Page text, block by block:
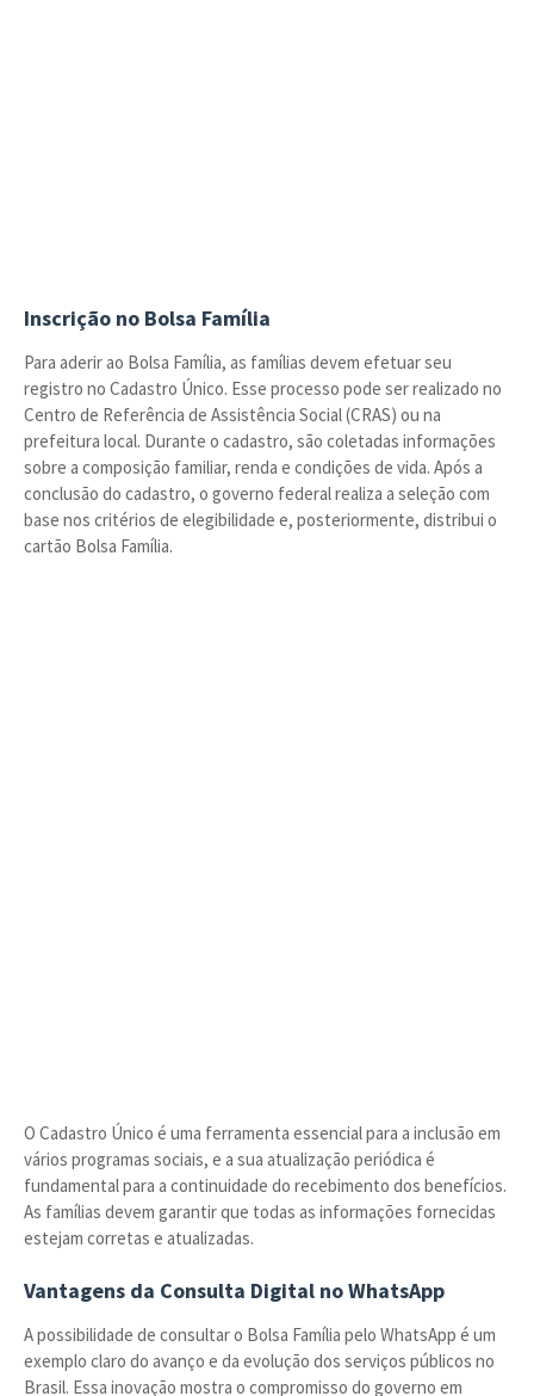
Inscrição no Bolsa Família
Para aderir ao Bolsa Família, as famílias devem efetuar seu
registro no Cadastro Único. Esse processo pode ser realizado no
Centro de Referência de Assistência Social (CRAS) ou na
prefeitura local. Durante o cadastro, são coletadas informações
sobre a composição familiar, renda e condições de vida. Após a
conclusão do cadastro, o governo federal realiza a seleção com
base nos critérios de elegibilidade e, posteriormente, distribui o
cartão Bolsa Família.
O Cadastro Único é uma ferramenta essencial para a inclusão em
vários programas sociais, e a sua atualização periódica é
fundamental para a continuidade do recebimento dos benefícios.
As famílias devem garantir que todas as informações fornecidas
estejam corretas e atualizadas.
Vantagens da Consulta Digital no WhatsApp
A possibilidade de consultar o Bolsa Família pelo WhatsApp é um
exemplo claro do avanço e da evolução dos serviços públicos no
Brasil. Essa inovação mostra o compromisso do governo em